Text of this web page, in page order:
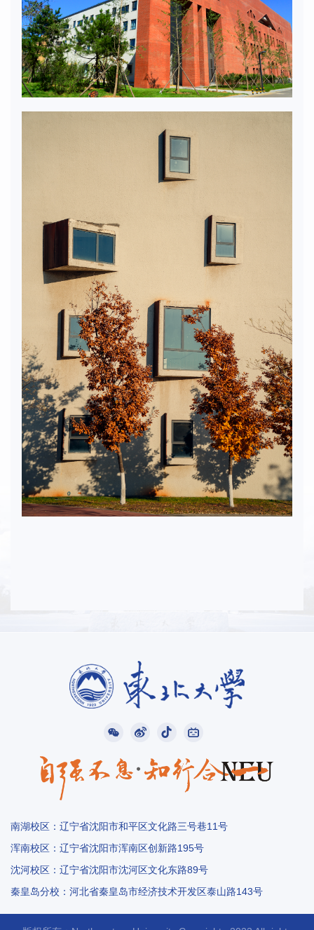
南湖校区：辽宁省沈阳市和平区文化路三号巷11号
浑南校区：辽宁省沈阳市浑南区创新路195号
沈河校区：辽宁省沈阳市沈河区文化东路89号
秦皇岛分校：河北省秦皇岛市经济技术开发区泰山路143号